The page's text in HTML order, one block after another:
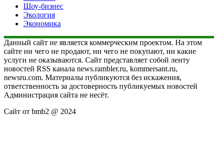
Шоу-бизнес
Экология
Экономика
Данный сайт не является коммерческим проектом. На этом
сайте ни чего не продают, ни чего не покупают, ни какие
услуги не оказываются. Сайт представляет собой ленту
новостей RSS канала news.rambler.ru, kommersant.ru,
newsru.com. Материалы публикуются без искажения,
ответственность за достоверность публикуемых новостей
Администрация сайта не несёт.
Сайт от bmb2 @ 2024